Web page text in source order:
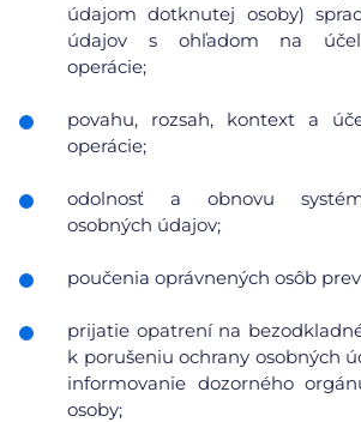
údajom dotknutej osoby)
údajov s ohľadom na účel
operácie;
povahu, rozsah, kontext a
operácie;
odolnosť a obnovu
osobných údajov;
poučenia oprávnených osôb
prijatie opatrení na
k porušeniu ochrany osobných
informovanie dozorného
osoby;